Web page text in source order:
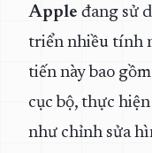
Apple đang sử
triển nhiều tính
tiến này bao
cục bộ, thực
như chỉnh sửa